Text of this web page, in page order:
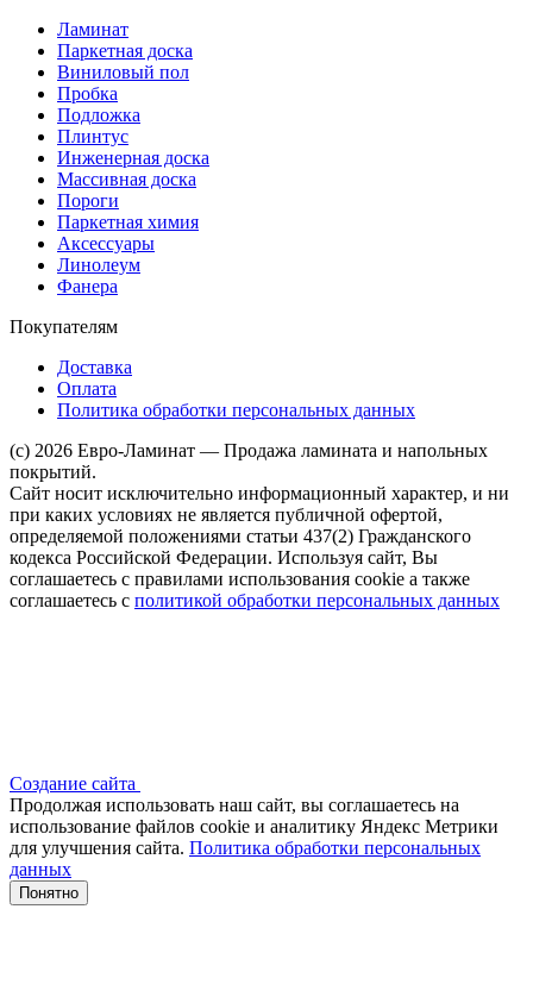
Ламинат
Паркетная доска
Виниловый пол
Пробка
Подложка
Плинтус
Инженерная доска
Массивная доска
Пороги
Паркетная химия
Аксессуары
Линолеум
Фанера
Покупателям
Доставка
Оплата
Политика обработки персональных данных
(c) 2026 Евро-Ламинат — Продажа ламината и напольных
покрытий.
Сайт носит исключительно информационный характер, и ни
при каких условиях не является публичной офертой,
определяемой положениями статьи 437(2) Гражданского
кодекса Российской Федерации. Используя сайт, Вы
соглашаетесь с правилами использования cookie а также
соглашаетесь с политикой обработки персональных данных
Создание сайта
Продолжая использовать наш сайт, вы соглашаетесь на
использование файлов сооkіе и аналитику Яндекс Метрики
для улучшения сайта. Политика обработки персональных
данных
Понятно